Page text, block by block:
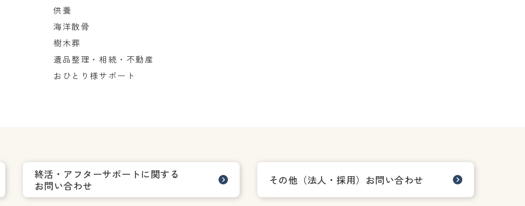
供養
海洋散骨
樹木葬
遺品整理・相続・不動産
おひとり様サポート
終活・アフターサポートに関する
お問い合わせ
その他（法人・採用）お問い合わせ